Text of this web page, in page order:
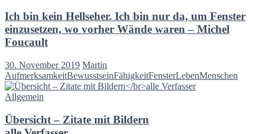
Ich bin kein Hellseher. Ich bin nur da, um Fenster
einzusetzen, wo vorher Wände waren – Michel
Foucault
30. November 2019 Martin
AufmerksamkeitBewusstseinFähigkeitFensterLebenMenschen
Allgemein
Übersicht – Zitate mit Bildern